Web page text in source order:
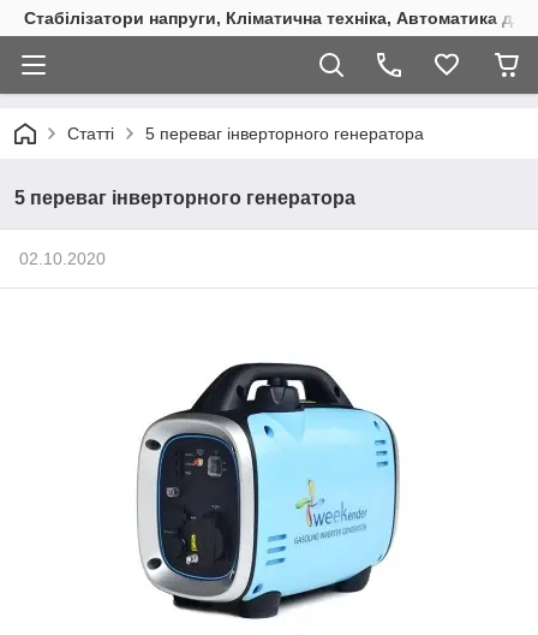
Стабілізатори напруги, Кліматична техніка, Автоматика
Статті 5 переваг інверторного генератора
5 переваг інверторного генератора
02.10.2020